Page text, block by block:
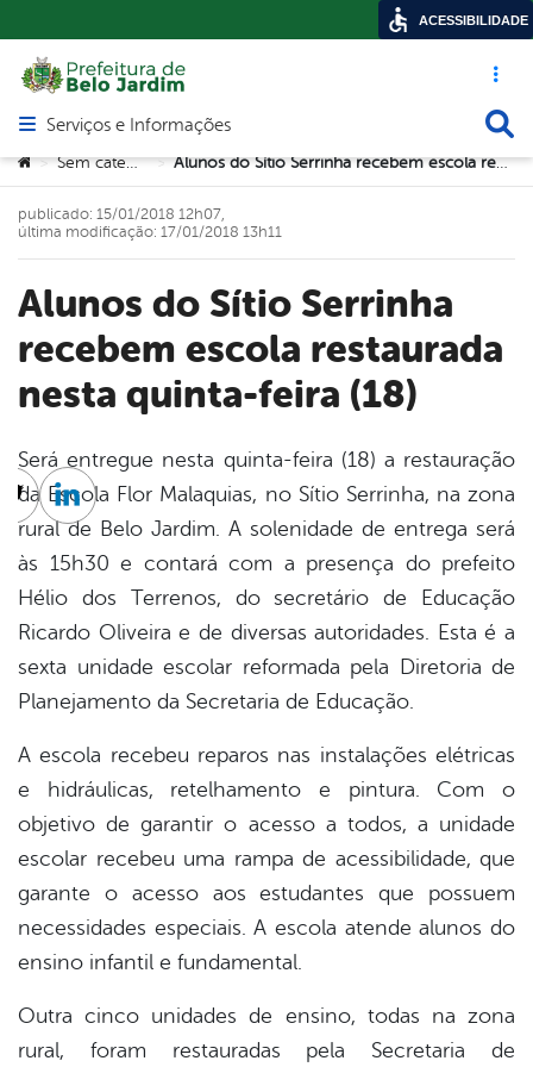
Acesso
Abrir menu principal de navegação
Serviços e Informações
Você está aqui:
> Sem categoria > Alunos do Sítio Serrinha recebem escola restaurada nesta quinta-feira (18)
Alunos do Sítio Serrinha
recebem escola restaurada
nesta quinta-feira (18)
publicado: 15/01/2018 12h07,
última modificação: 17/01/2018 13h11
Será entregue nesta quinta-feira (18) a restauração
da Escola Flor Malaquias, no Sítio Serrinha, na zona
rural de Belo Jardim. A solenidade de entrega será
às 15h30 e contará com a presença do prefeito
Hélio dos Terrenos, do secretário de Educação
Ricardo Oliveira e de diversas autoridades. Esta é a
sexta unidade escolar reformada pela Diretoria de
Planejamento da Secretaria de Educação.
A escola recebeu reparos nas instalações elétricas
e hidráulicas, retelhamento e pintura. Com o
objetivo de garantir o acesso a todos, a unidade
escolar recebeu uma rampa de acessibilidade, que
garante o acesso aos estudantes que possuem
necessidades especiais. A escola atende alunos do
ensino infantil e fundamental.
Outra cinco unidades de ensino, todas na zona
rural, foram restauradas pela Secretaria de
Twitter
Linkedin
ACESSIBILIDADE